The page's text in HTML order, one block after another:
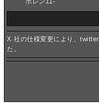
X 社の仕様変更により、
た。